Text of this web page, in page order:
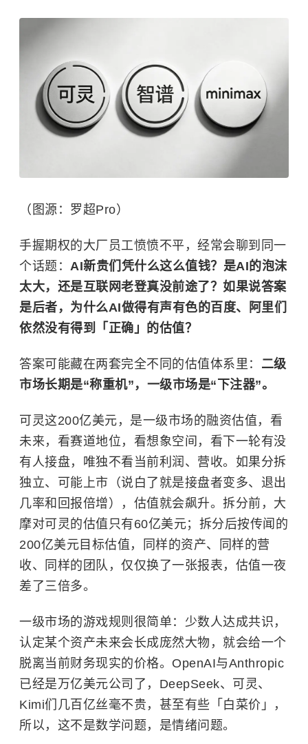
（图源：罗超Pro）
手握期权的大厂员工愤愤不平，经常会聊到同一
个话题： AI新贵们凭什么这么值钱？是AI的泡沫
太大，还是互联网老登真没前途了？如果说答案
是后者，为什么AI做得有声有色的百度、阿里们
依然没有得到「正确」的估值？
答案可能藏在两套完全不同的估值体系里： 二级
市场长期是“称重机”，一级市场是“下注器”。
可灵这200亿美元，是一级市场的融资估值，看
未来，看赛道地位，看想象空间，看下一轮有没
有人接盘，唯独不看当前利润、营收。如果分拆
独立、可能上市（说白了就是接盘者变多、退出
几率和回报倍增），估值就会飙升。拆分前，大
摩对可灵的估值只有60亿美元；拆分后按传闻的
200亿美元目标估值，同样的资产、同样的营
收、同样的团队，仅仅换了一张报表，估值一夜
差了三倍多。
一级市场的游戏规则很简单：少数人达成共识，
认定某个资产未来会长成庞然大物，就会给一个
脱离当前财务现实的价格。 OpenAI与Anthropic
已经是万亿美元公司了，DeepSeek、可灵、
Kimi们几百亿丝毫不贵，甚至有些「白菜价」，
所以，这不是数学问题，是情绪问题。